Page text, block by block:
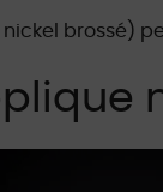
brossé)